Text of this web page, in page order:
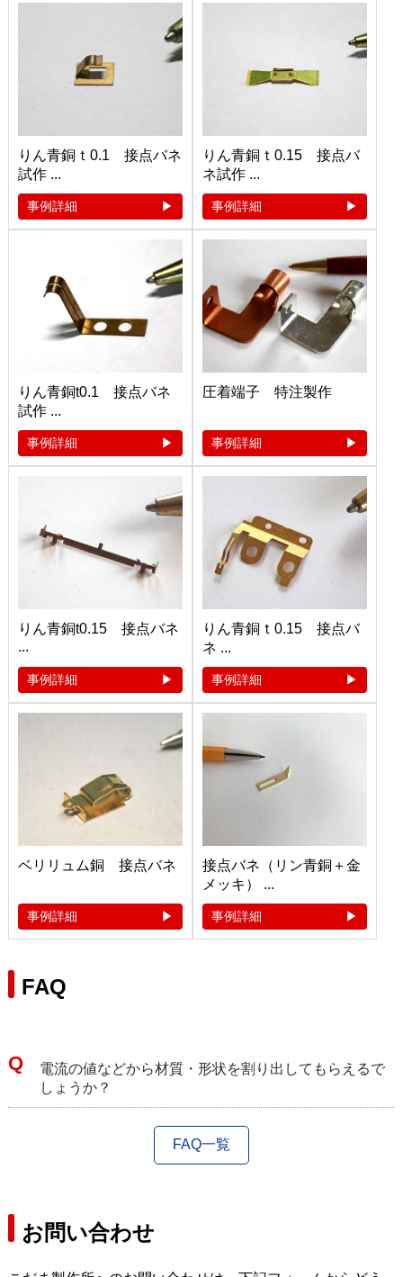
りん青銅ｔ0.1 接点バネ
試作 ...
事例詳細
りん青銅ｔ0.15 接点バ
ネ試作 ...
事例詳細
りん青銅t0.1 接点バネ
試作 ...
事例詳細
圧着端子 特注製作
事例詳細
りん青銅t0.15 接点バネ
...
事例詳細
りん青銅ｔ0.15 接点バ
ネ ...
事例詳細
ベリリュム銅 接点バネ
事例詳細
接点バネ（リン青銅＋金
メッキ） ...
事例詳細
FAQ
電流の値などから材質・形状を割り出してもらえるで
しょうか？
FAQ一覧
お問い合わせ